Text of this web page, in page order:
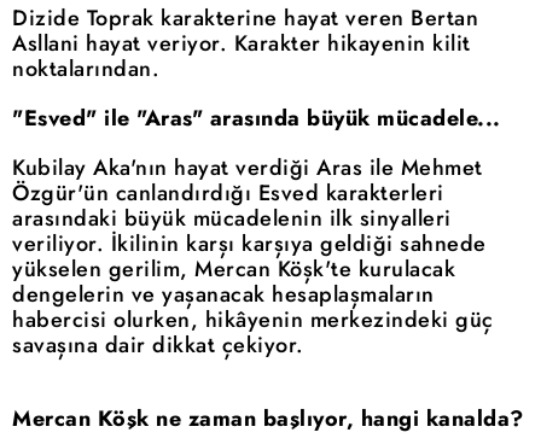
Dizide Toprak karakterine hayat veren Bertan
Asllani hayat veriyor. Karakter hikayenin kilit
noktalarından.
"Esved" ile "Aras" arasında büyük mücadele...
Kubilay Aka'nın hayat verdiği Aras ile Mehmet
Özgür'ün canlandırdığı Esved karakterleri
arasındaki büyük mücadelenin ilk sinyalleri
veriliyor. İkilinin karşı karşıya geldiği sahnede
yükselen gerilim, Mercan Köşk'te kurulacak
dengelerin ve yaşanacak hesaplaşmaların
habercisi olurken, hikâyenin merkezindeki güç
savaşına dair dikkat çekiyor.
Mercan Köşk ne zaman başlıyor, hangi kanalda?